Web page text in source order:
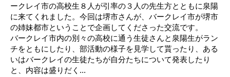
ークレイ市の高校生８人が引率の３人の先生方とともに泉陽
に来てくれました。今回は堺市さんが、バークレイ市が堺市
の姉妹都市ということで企画してくださった交流です。
バークレイ市内の別々の高校に通う生徒さんと泉陽生がラン
チをともにしたり、部活動の様子を見学して貰ったり、ある
いはバークレイの生徒たちが自分たちについて発表したり
と、内容は盛りだく...